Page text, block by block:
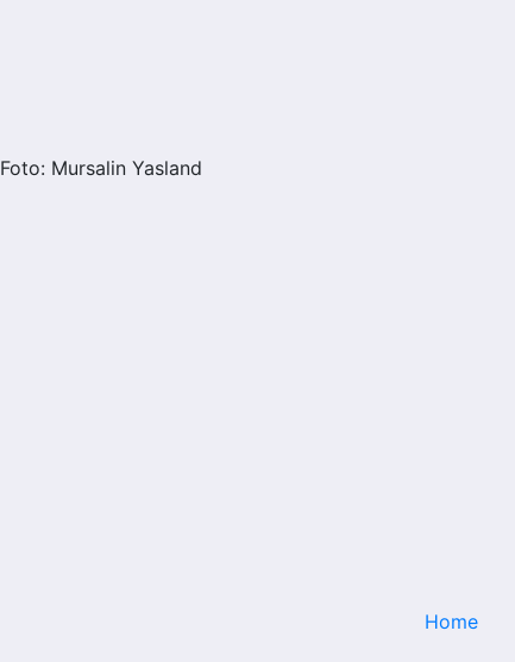
Foto: Mursalin Yasland
Home